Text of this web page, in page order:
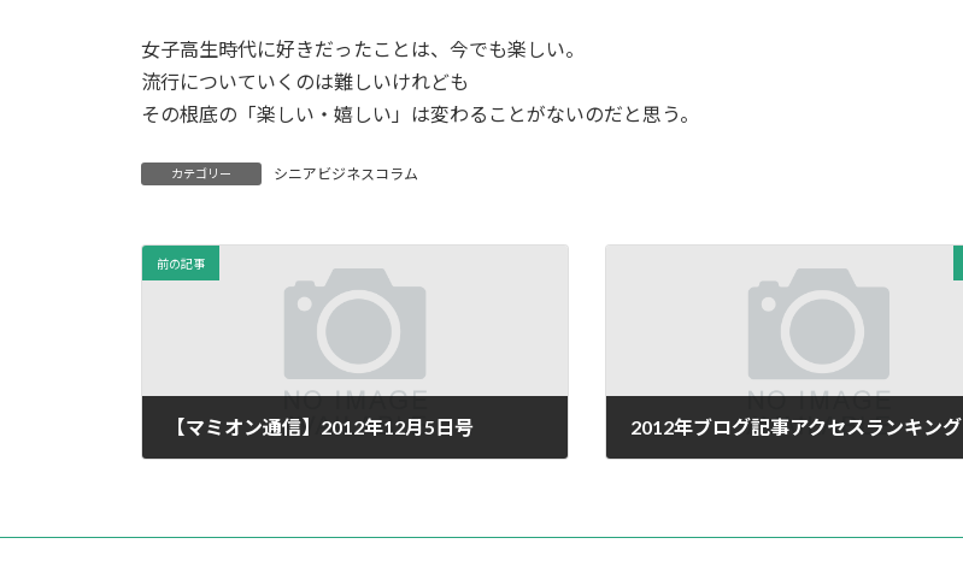
女子高生時代に好きだったことは、今でも楽しい。
流行についていくのは難しいけれども
その根底の「楽しい・嬉しい」は変わることがないのだと思う。
カテゴリー シニアビジネスコラム
前の記事
【マミオン通信】2012年12月5日号 2012年ブログ記事アクセスランキング